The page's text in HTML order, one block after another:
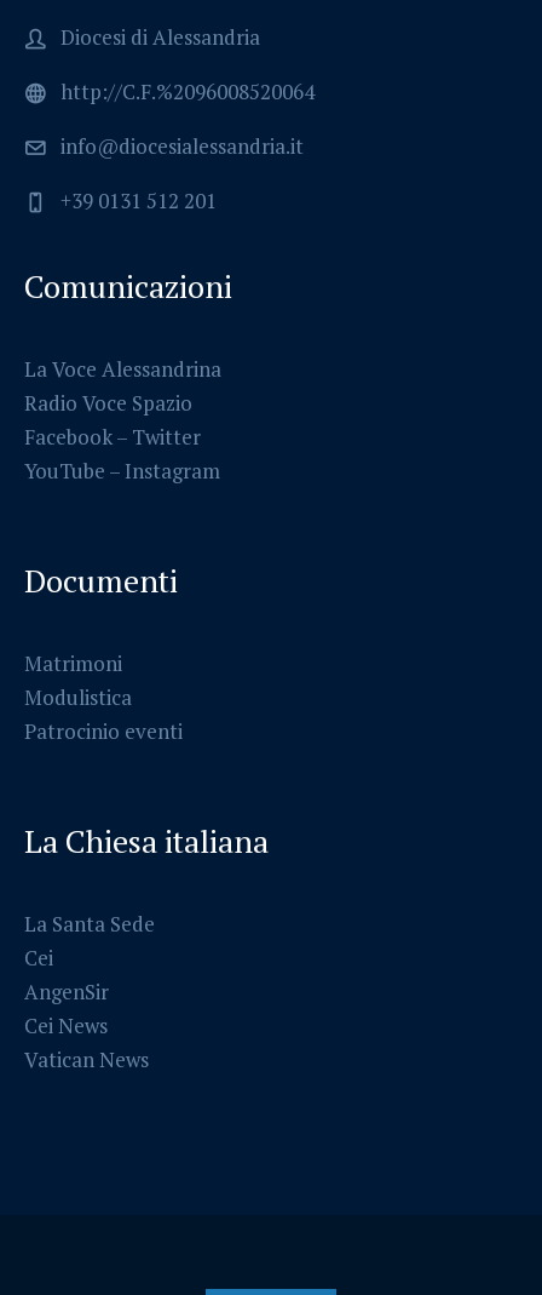
Diocesi di Alessandria
http://C.F.%2096008520064
info@diocesialessandria.it
+39 0131 512 201
Comunicazioni
La Voce Alessandrina
Radio Voce Spazio
Facebook– Twitter
YouTube – Instagram
Documenti
Matrimoni
Modulistica
Patrocinio eventi
La Chiesa italiana
La Santa Sede
Cei
AngenSir
Cei News
Vatican News